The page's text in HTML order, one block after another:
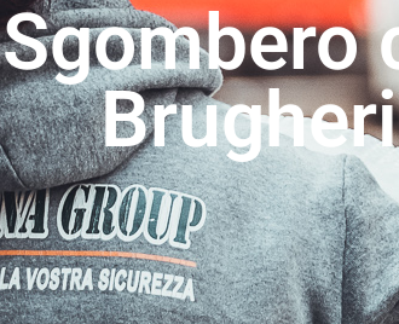
Sgombero